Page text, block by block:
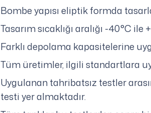
Bombe yapısı eliptik formda
Tasarım sıcaklığı aralığı -40°C
Farklı depolama kapasitelerine
Tüm üretimler, ilgili standartlara
Uygulanan tahribatsız testler
testi yer almaktadır.